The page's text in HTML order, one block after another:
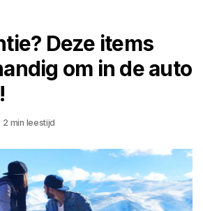
Deze items
om in de auto
2 min leestijd